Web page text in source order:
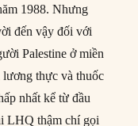
1988. Nhưng
đến vậy đối với
Palestine ở miền
lương thực và thuốc
nhất kể từ đầu
LHQ thậm chí gọi